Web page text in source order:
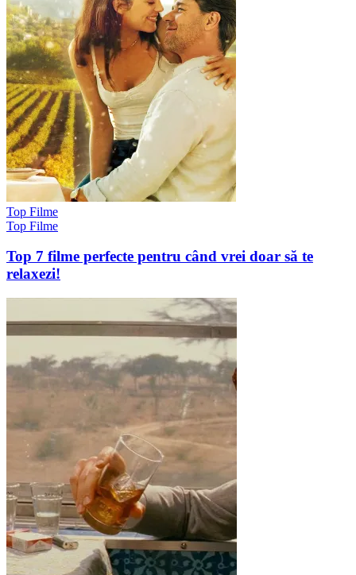
Top Filme
Top Filme
Top 7 filme perfecte pentru când vrei doar să te
relaxezi!